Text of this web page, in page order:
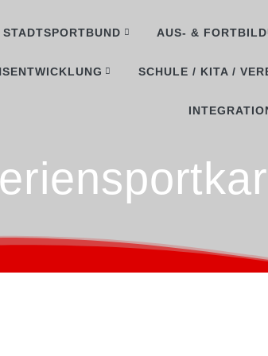
STADTSPORTBUND AUS- &
SCHULE / KITA /